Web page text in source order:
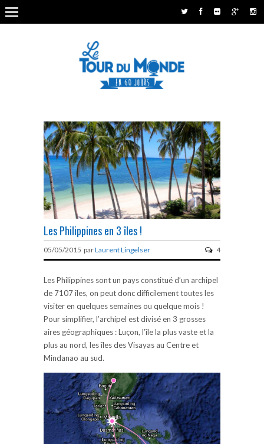
Les Philippines en 3 îles !
05/05/2015 parLaurent Lingelser 4
Les Philippines sont un pays constitué d’un archipel
de 7107 îles, on peut donc difficilement toutes les
visiter en quelques semaines ou quelque mois !
Pour simplifier, l’archipel est divisé en 3 grosses
aires géographiques : Luçon, l’île la plus vaste et la
plus au nord, les îles des Visayas au Centre et
Mindanao au sud.